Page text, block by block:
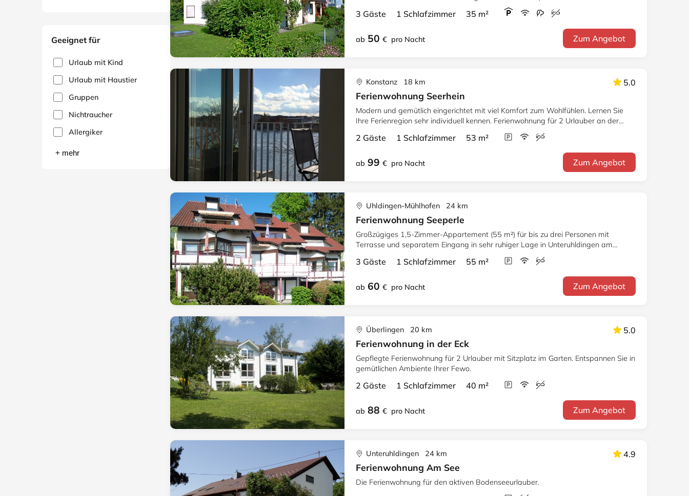
Geeignet für
Urlaub mit Kind
Urlaub mit Haustier
Gruppen
Nichtraucher
Allergiker
+ mehr
3 Gäste 1 Schlafzimmer 35 m²
ab 50 € pro Nacht Zum Angebot
Konstanz 18 km 5.0
Ferienwohnung Seerhein
Modern und gemütlich eingerichtet mit viel Komfort zum Wohlfühlen. Lernen Sie
Ihre Ferienregion sehr individuell kennen. Ferienwohnung für 2 Urlauber an der
2 Gäste 1 Schlafzimmer 53 m²
ab 99 € pro Nacht Zum Angebot
Uhldingen-Mühlhofen 24 km
Ferienwohnung Seeperle
Großzügiges 1,5-Zimmer-Appartement (55 m²) für bis zu drei Personen mit
Terrasse und separatem Eingang in sehr ruhiger Lage in Unteruhldingen am
3 Gäste 1 Schlafzimmer 55 m²
ab 60 € pro Nacht Zum Angebot
Überlingen 20 km 5.0
Ferienwohnung in der Eck
Gepflegte Ferienwohnung für 2 Urlauber mit Sitzplatz im Garten. Entspannen Sie in
gemütlichen Ambiente Ihrer Fewo.
2 Gäste 1 Schlafzimmer 40 m²
ab 88 € pro Nacht Zum Angebot
Unteruhldingen 24 km 4.9
Ferienwohnung Am See
Die Ferienwohnung für den aktiven Bodenseeurlauber.